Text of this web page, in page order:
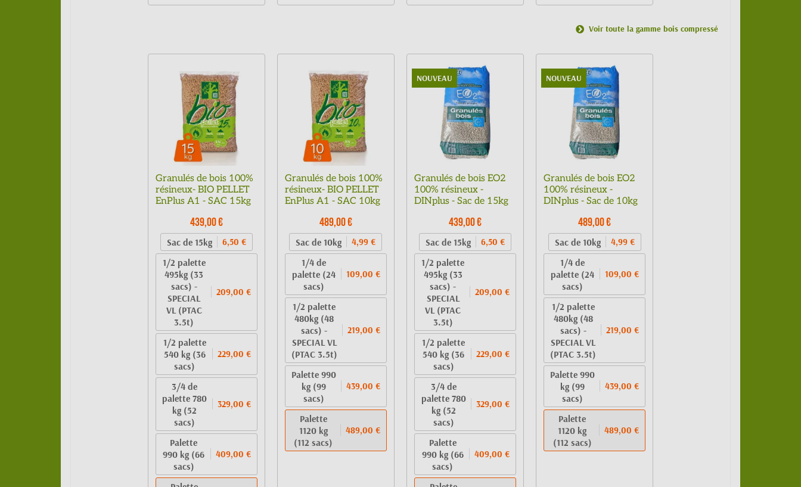
Voir toute la gamme bois compressé
Granulés de bois 100%
résineux- BIO PELLET
EnPlus A1 - SAC 15kg
439,00 €
Sac de 15kg 6,50 €
1/2 palette
495kg (33
sacs) -
SPECIAL
VL (PTAC
3.5t)
209,00 €
1/2 palette
540 kg (36
sacs)
229,00 €
3/4 de
palette 780
kg (52
sacs)
329,00 €
Palette
990 kg (66
sacs)
409,00 €
Granulés de bois 100%
résineux- BIO PELLET
EnPlus A1 - SAC 10kg
489,00 €
Sac de 10kg 4,99 €
1/4 de
palette (24
sacs)
109,00 €
1/2 palette
480kg (48
sacs) -
SPECIAL VL
(PTAC 3.5t)
219,00 €
Palette 990
kg (99
sacs)
439,00 €
Palette
1120 kg
(112 sacs)
489,00 €
NOUVEAU
Granulés de bois EO2
100% résineux -
DINplus - Sac de 15kg
439,00 €
Sac de 15kg 6,50 €
1/2 palette
495kg (33
sacs) -
SPECIAL
VL (PTAC
3.5t)
209,00 €
1/2 palette
540 kg (36
sacs)
229,00 €
3/4 de
palette 780
kg (52
sacs)
329,00 €
Palette
990 kg (66
sacs)
409,00 €
NOUVEAU
Granulés de bois EO2
100% résineux -
DINplus - Sac de 10kg
489,00 €
Sac de 10kg 4,99 €
1/4 de
palette (24
sacs)
109,00 €
1/2 palette
480kg (48
sacs) -
SPECIAL VL
(PTAC 3.5t)
219,00 €
Palette 990
kg (99
sacs)
439,00 €
Palette
1120 kg
(112 sacs)
489,00 €